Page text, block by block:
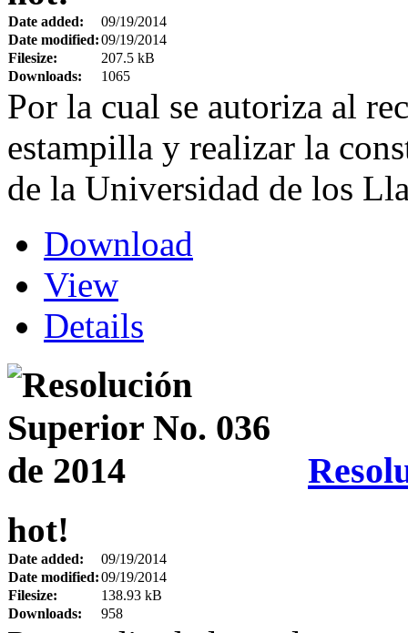
Date added:
09/19/2014
Date modified:09/19/2014
Filesize:
207.5 kB
Downloads:
1065
Por la cual se autoriza al
estampilla y realizar la
de la Universidad de los
Download
View
Details
hot!
Date added:
09/19/2014
Date modified:09/19/2014
Filesize:
138.93 kB
Downloads:
958